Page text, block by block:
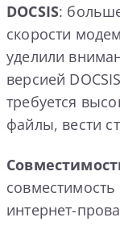
DOCSIS:
скорости
уделили
версией
требуется
файлы, вести
интернет-